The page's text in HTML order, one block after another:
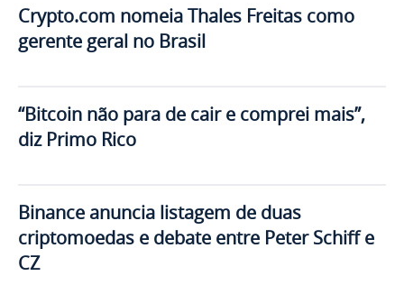
Crypto.com nomeia Thales Freitas como
gerente geral no Brasil
“Bitcoin não para de cair e comprei mais”,
diz Primo Rico
Binance anuncia listagem de duas
criptomoedas e debate entre Peter Schiff e
CZ